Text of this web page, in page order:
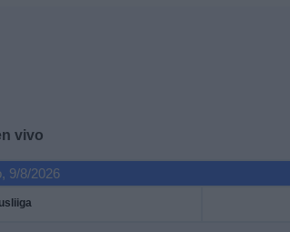
vivo
9/8/2026